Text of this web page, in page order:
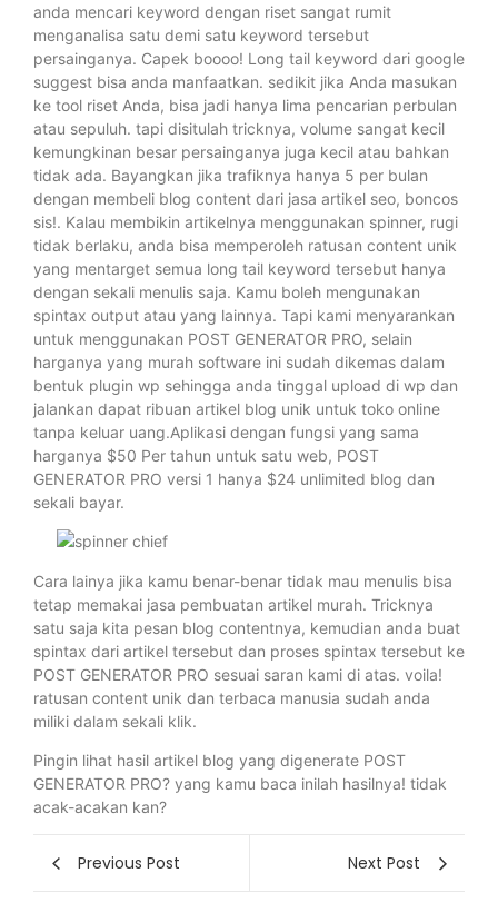
anda mencari keyword dengan riset sangat rumit
menganalisa satu demi satu keyword tersebut
persainganya. Capek boooo! Long tail keyword dari google
suggest bisa anda manfaatkan. sedikit jika Anda masukan
ke tool riset Anda, bisa jadi hanya lima pencarian perbulan
atau sepuluh. tapi disitulah tricknya, volume sangat kecil
kemungkinan besar persainganya juga kecil atau bahkan
tidak ada. Bayangkan jika trafiknya hanya 5 per bulan
dengan membeli blog content dari jasa artikel seo, boncos
sis!. Kalau membikin artikelnya menggunakan spinner, rugi
tidak berlaku, anda bisa memperoleh ratusan content unik
yang mentarget semua long tail keyword tersebut hanya
dengan sekali menulis saja. Kamu boleh mengunakan
spintax output atau yang lainnya. Tapi kami menyarankan
untuk menggunakan POST GENERATOR PRO, selain
harganya yang murah software ini sudah dikemas dalam
bentuk plugin wp sehingga anda tinggal upload di wp dan
jalankan dapat ribuan artikel blog unik untuk toko online
tanpa keluar uang.Aplikasi dengan fungsi yang sama
harganya $50 Per tahun untuk satu web, POST
GENERATOR PRO versi 1 hanya $24 unlimited blog dan
sekali bayar.
Cara lainya jika kamu benar-benar tidak mau menulis bisa
tetap memakai jasa pembuatan artikel murah. Tricknya
satu saja kita pesan blog contentnya, kemudian anda buat
spintax dari artikel tersebut dan proses spintax tersebut ke
POST GENERATOR PRO sesuai saran kami di atas. voila!
ratusan content unik dan terbaca manusia sudah anda
miliki dalam sekali klik.
Pingin lihat hasil artikel blog yang digenerate POST
GENERATOR PRO? yang kamu baca inilah hasilnya! tidak
acak-acakan kan?
Previous Post Next Post